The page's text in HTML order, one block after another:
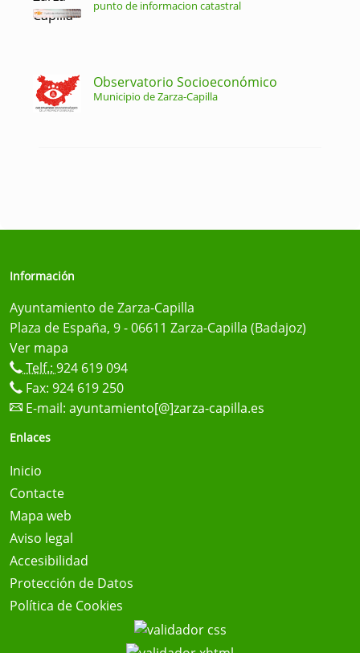
punto de informacion catastral
Observatorio Socioeconómico
Municipio de Zarza-Capilla
Información
Ayuntamiento de Zarza-Capilla
Plaza de España, 9 - 06611 Zarza-Capilla (Badajoz)
Ver mapa
Telf.: 924 619 094
Fax: 924 619 250
E-mail: ayuntamiento[@]zarza-capilla.es
Enlaces
Inicio
Contacte
Mapa web
Aviso legal
Accesibilidad
Protección de Datos
Política de Cookies